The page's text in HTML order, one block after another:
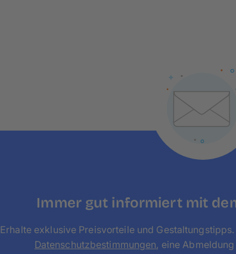
Immer gut informiert mit
Erhalte exklusive Preisvorteile und
Datenschutzbestimmungen, eine